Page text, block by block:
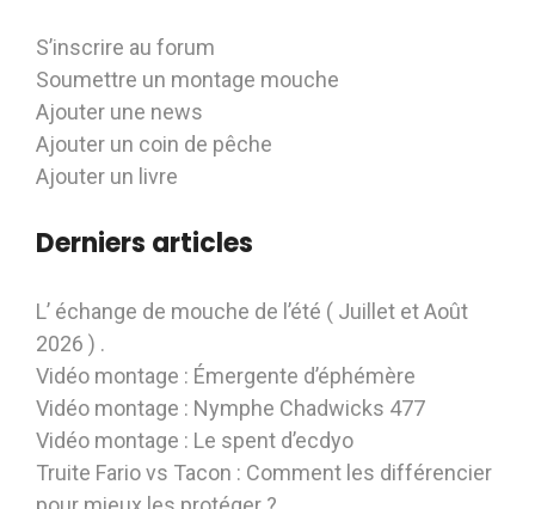
S’inscrire au forum
Soumettre un montage mouche
Ajouter une news
Ajouter un coin de pêche
Ajouter un livre
Derniers articles
L’ échange de mouche de l’été ( Juillet et Août
2026 ) .
Vidéo montage : Émergente d’éphémère
Vidéo montage : Nymphe Chadwicks 477
Vidéo montage : Le spent d’ecdyo
Truite Fario vs Tacon : Comment les différencier